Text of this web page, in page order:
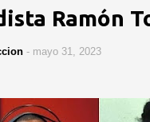
Ramón
- mayo 31, 2023